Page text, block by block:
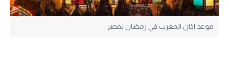
موعد اذان المغرب في رمضان بمصر